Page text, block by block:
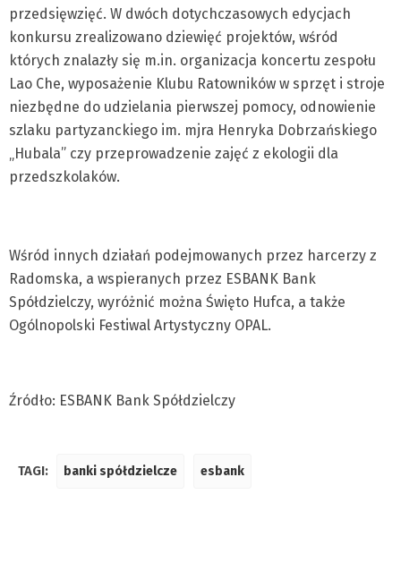
przedsięwzięć. W dwóch dotychczasowych edycjach
konkursu zrealizowano dziewięć projektów, wśród
których znalazły się m.in. organizacja koncertu zespołu
Lao Che, wyposażenie Klubu Ratowników w sprzęt i stroje
niezbędne do udzielania pierwszej pomocy, odnowienie
szlaku partyzanckiego im. mjra Henryka Dobrzańskiego
„Hubala” czy przeprowadzenie zajęć z ekologii dla
przedszkolaków.
Wśród innych działań podejmowanych przez harcerzy z
Radomska, a wspieranych przez ESBANK Bank
Spółdzielczy, wyróżnić można Święto Hufca, a także
Ogólnopolski Festiwal Artystyczny OPAL.
Źródło: ESBANK Bank Spółdzielczy
TAGI: banki spółdzielcze esbank